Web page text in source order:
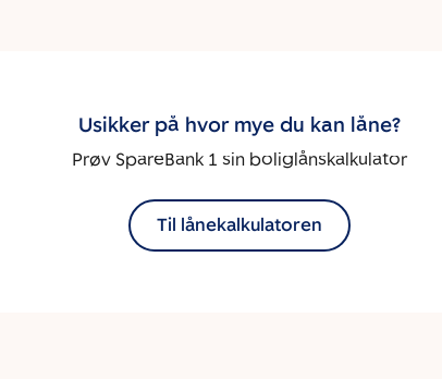
Usikker på hvor mye du kan låne?
Prøv SpareBank 1 sin boliglånskalkulator
Til lånekalkulatoren